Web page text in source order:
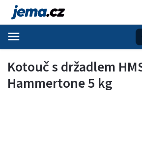
Kotouč s držadlem
Hammertone 5 kg